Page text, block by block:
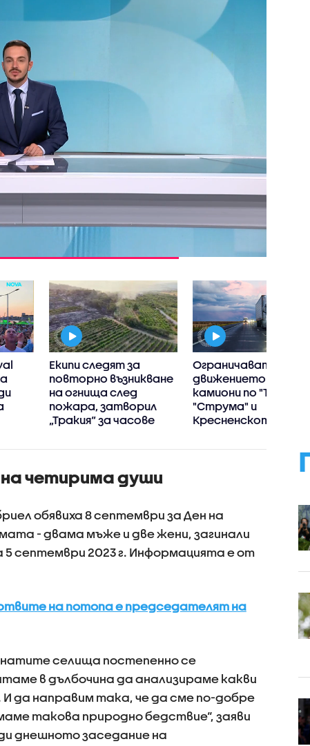
Екипи следят за
повторно възникване
на огнища след
пожара, затворил
„Тракия“ за часове
Ограничават
движението на
камиони по "Тракия",
"Струма" и
Кресненското
неделя
четирима души
обявиха 8 септември за Ден на
- двама мъже и две жени, загинали
септември 2023 г. Информацията е от
на потопа е председателят на
селища постепенно се
в дълбочина да анализираме какви
И да направим така, че да сме по-добре
такова природно бедствие“, заяви
днешното заседание на